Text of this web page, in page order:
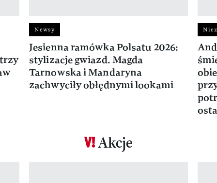
Newsy
Jesienna ramówka Polsatu 2026:
stylizacje gwiazd. Magda
Tarnowska i Mandaryna
zachwyciły obłędnymi lookami
Akcje